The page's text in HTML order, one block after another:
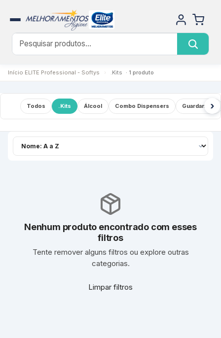
Início ELITE Professional - Softys › .Kits · 1 produto
Todos .Kits Álcool Combo Dispensers Guardanapo
›
Nenhum produto encontrado com esses
filtros
Tente remover alguns filtros ou explore outras
categorias.
Limpar filtros